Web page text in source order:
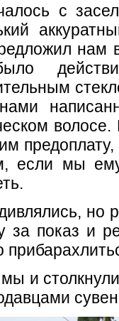
с
нам
если мы
но
за показ и
мы и